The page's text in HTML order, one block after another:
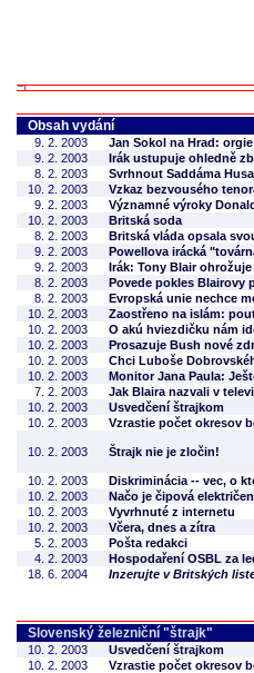
Obsah vydání
9. 2. 2003
Jan Sokol na Hrad:
9. 2. 2003
Irák ustupuje ohledně
8. 2. 2003
Svrhnout Saddáma
10. 2. 2003
Vzkaz bezvousého
9. 2. 2003
Významné výroky
10. 2. 2003
Britská soda
8. 2. 2003
Britská vláda opsala
9. 2. 2003
Powellova irácká
9. 2. 2003
Irák: Tony Blair
8. 2. 2003
Povede pokles Blairovy
8. 2. 2003
Evropská unie nechce
10. 2. 2003
Zaostřeno na islám:
10. 2. 2003
O akú hviezdičku nám
10. 2. 2003
Prosazuje Bush nové
10. 2. 2003
Chci Luboše
10. 2. 2003
Monitor Jana Paula:
7. 2. 2003
Jak Blaira nazvali v
10. 2. 2003
Usvedčení štrajkom
10. 2. 2003
Vzrastie počet okresov
10. 2. 2003 Štrajk nie je zločin!
10. 2. 2003
Diskriminácia -- vec, o
10. 2. 2003
Načo je čipová
10. 2. 2003
Vyvrhnuté z internetu
10. 2. 2003
Včera, dnes a zítra
5. 2. 2003
Pošta redakci
4. 2. 2003
Hospodaření OSBL za
18. 6. 2004
Inzerujte v Britských
Slovenský železniční "štrajk"
10. 2. 2003
Usvedčení štrajkom
10. 2. 2003
Vzrastie počet okresov